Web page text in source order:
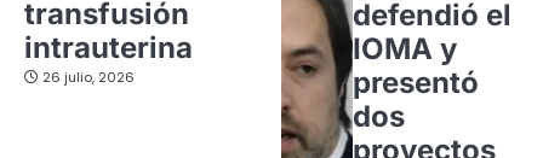
transfusión
intrauterina
26 julio, 2026
defendió el
IOMA y
presentó
dos
proyectos